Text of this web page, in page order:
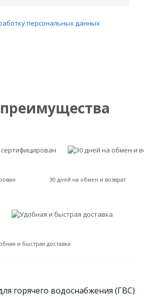
персональных данных
30 дней на обмен и возврат
и быстрая доставка
горячего водоснабжения (ГВС)